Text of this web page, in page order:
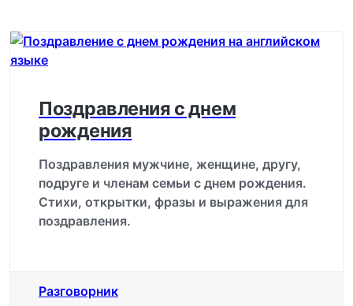
Поздравления с днем
рождения
Поздравления мужчине, женщине, другу,
подруге и членам семьи с днем рождения.
Стихи, открытки, фразы и выражения для
поздравления.
Разговорник